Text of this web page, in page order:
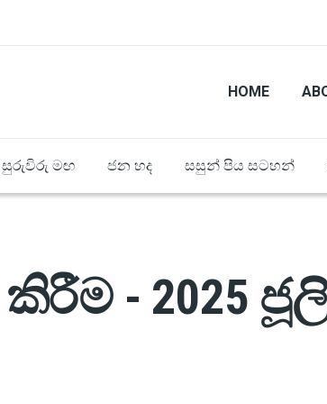
HOME
සුරුවිරු මඟ ජන හද සසුන් පිය සටහන්
- 2025